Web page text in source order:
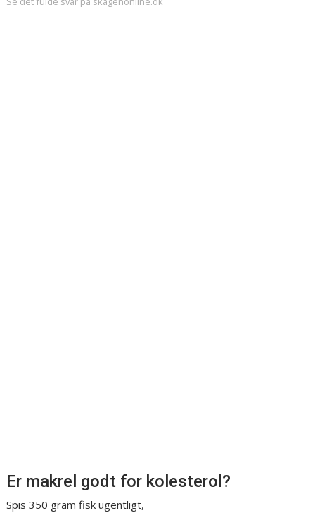
Er makrel godt for kolesterol?
Spis 350 gram fisk ugentligt,